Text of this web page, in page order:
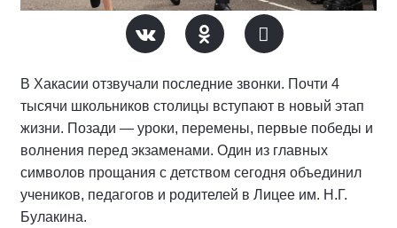
В Хакасии отзвучали последние звонки. Почти 4
тысячи школьников столицы вступают в новый этап
жизни. Позади — уроки, перемены, первые победы и
волнения перед экзаменами. Один из главных
символов прощания с детством сегодня объединил
учеников, педагогов и родителей в Лицее им. Н.Г.
Булакина.